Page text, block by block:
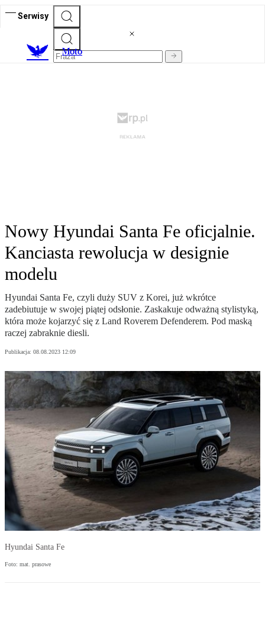
Serwisy
Moto
Nowy Hyundai Santa Fe oficjalnie.
Kanciasta rewolucja w designie
modelu
Hyundai Santa Fe, czyli duży SUV z Korei, już wkrótce
zadebiutuje w swojej piątej odsłonie. Zaskakuje odważną stylistyką,
która może kojarzyć się z Land Roverem Defenderem. Pod maską
raczej zabraknie diesli.
Publikacja: 08.08.2023 12:09
Hyundai Santa Fe
Foto: mat. prasowe